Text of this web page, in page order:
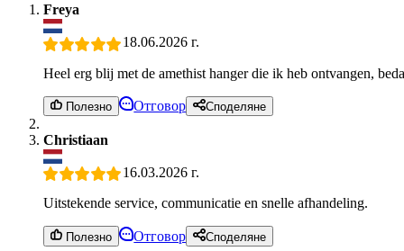
Freya
18.06.2026 г.
Heel erg blij met de amethist hanger die ik heb ontvangen,
Полезно Отговор Споделяне
Christiaan
16.03.2026 г.
Uitstekende service, communicatie en snelle afhandeling.
Полезно Отговор Споделяне